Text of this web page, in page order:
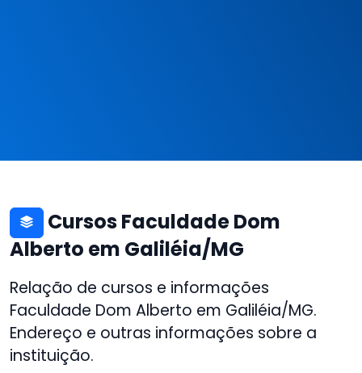
Cursos Faculdade Dom
Alberto em Galiléia/MG
Relação de cursos e informações
Faculdade Dom Alberto em Galiléia/MG.
Endereço e outras informações sobre a
instituição.